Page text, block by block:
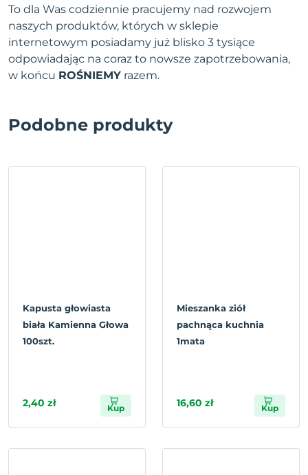
To dla Was codziennie pracujemy nad rozwojem
naszych produktów, których w sklepie
internetowym posiadamy już blisko 3 tysiące
odpowiadając na coraz to nowsze zapotrzebowania,
w końcu ROŚNIEMY razem.
Podobne produkty
Kapusta głowiasta
biała Kamienna Głowa
100szt.
2,40 zł Kup
Mieszanka ziół
pachnąca kuchnia
1mata
16,60 zł Kup